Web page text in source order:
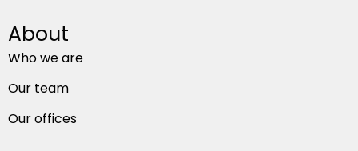
About
Who we are
Our team
Our offices